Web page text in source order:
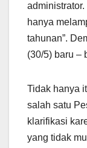
hanya
tahunan”.
(30/5) baru –
Tidak hanya
salah satu
klarifikasi
yang tidak